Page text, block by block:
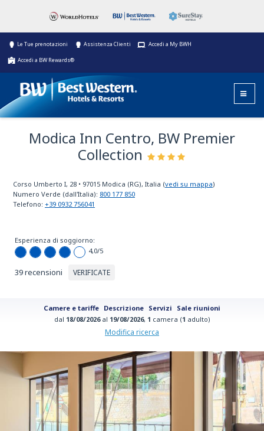
Le Tue prenotazioni Assistenza Clienti Accedi a My BWH
Accedi a BW Rewards®
Modica Inn Centro, BW Premier
Collection
Corso Umberto I, 28 • 97015 Modica (RG), Italia (vedi su mappa)
Numero Verde (dall'Italia): 800 177 850
Telefono: +39 0932 756041
Esperienza di soggiorno:
4,0/5
39 recensioni VERIFICATE
Camere e tariffe Descrizione Servizi
Sale riunioni
dal 18/08/2026al 19/08/2026, 1 camera (1 adulto)
Modifica ricerca